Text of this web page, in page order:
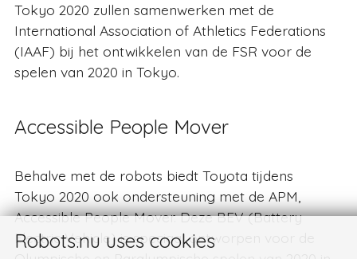
Tokyo 2020 zullen samenwerken met de
International Association of Athletics Federations
(IAAF) bij het ontwikkelen van de FSR voor de
spelen van 2020 in Tokyo.
Accessible People Mover
Behalve met de robots biedt Toyota tijdens
Tokyo 2020 ook ondersteuning met de APM,
Accessible People Mover. Deze BEV (Battery
Electric Vehicle) is speciaal ontworpen voor de
Robots.nu uses cookies